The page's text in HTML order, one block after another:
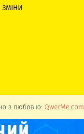
з любов'ю: QwerMe.com